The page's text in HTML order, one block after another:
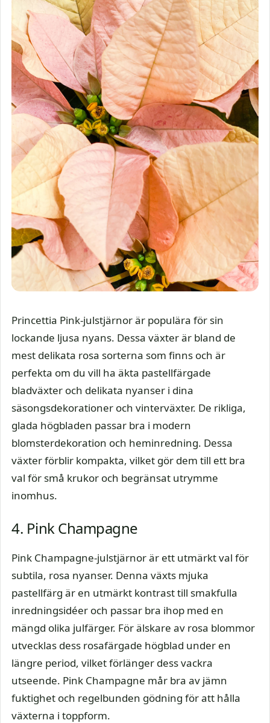
Princettia Pink-julstjärnor är populära för sin
lockande ljusa nyans. Dessa växter är bland de
mest delikata rosa sorterna som finns och är
perfekta om du vill ha äkta pastellfärgade
bladväxter och delikata nyanser i dina
säsongsdekorationer och vinterväxter. De rikliga,
glada högbladen passar bra i modern
blomsterdekoration och heminredning. Dessa
växter förblir kompakta, vilket gör dem till ett bra
val för små krukor och begränsat utrymme
inomhus.
4. Pink Champagne
Pink Champagne-julstjärnor är ett utmärkt val för
subtila, rosa nyanser. Denna växts mjuka
pastellfärg är en utmärkt kontrast till smakfulla
inredningsidéer och passar bra ihop med en
mängd olika julfärger. För älskare av rosa blommor
utvecklas dess rosafärgade högblad under en
längre period, vilket förlänger dess vackra
utseende. Pink Champagne mår bra av jämn
fuktighet och regelbunden gödning för att hålla
växterna i toppform.